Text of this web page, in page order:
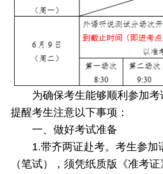
为确保考生能够顺利参加
提醒考生注意以下事项：
一、做好考试准备
1.带齐两证赴考。考生参加
（笔试），须凭纸质版《准考